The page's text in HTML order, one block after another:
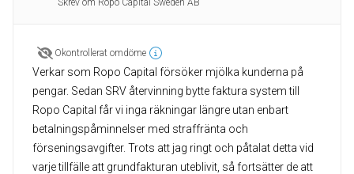
Skrev om Ropo Capital Sweden AB
Okontrollerat omdöme
Verkar som Ropo Capital försöker mjölka kunderna på
pengar. Sedan SRV återvinning bytte faktura system till
Ropo Capital får vi inga räkningar längre utan enbart
betalningspåminnelser med straffränta och
förseningsavgifter. Trots att jag ringt och påtalat detta vid
varje tillfälle att grundfakturan uteblivit, så fortsätter de att